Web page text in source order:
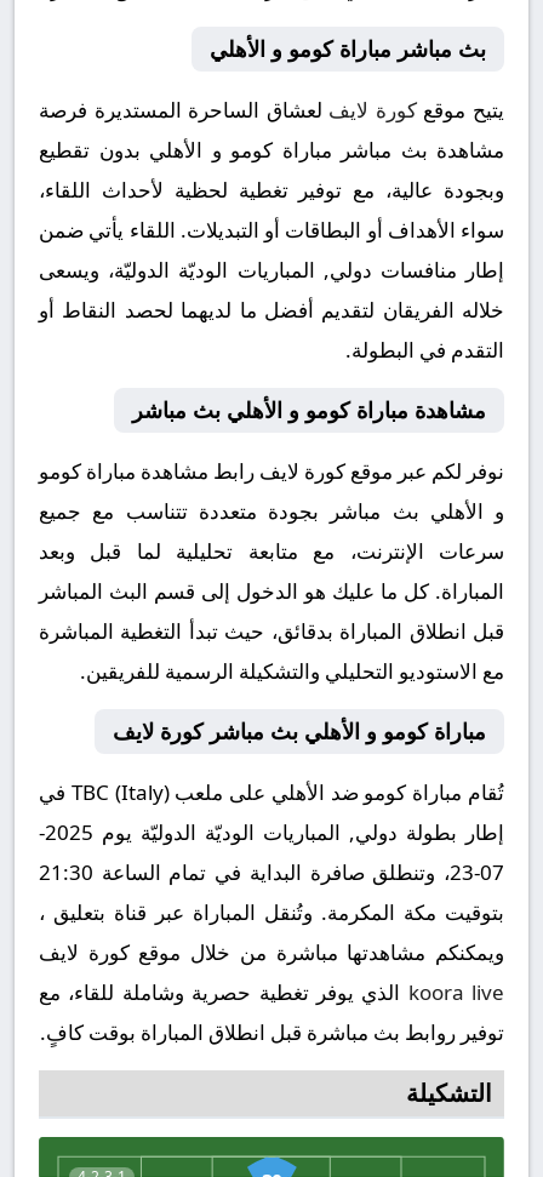
بث مباشر مباراة كومو و الأهلي
يتيح موقعكورة لايف لعشاق الساحرة المستديرة فرصة
مشاهدة بث مباشر مباراة كومو و الأهلي بدون تقطيع
وبجودة عالية، مع توفير تغطية لحظية لأحداث اللقاء،
سواء الأهداف أو البطاقات أو التبديلات. اللقاء يأتي ضمن
إطار منافسات دولي, المباريات الوديّة الدوليّة، ويسعى
خلاله الفريقان لتقديم أفضل ما لديهما لحصد النقاط أو
التقدم في البطولة.
مشاهدة مباراة كومو و الأهلي بث مباشر
نوفر لكم عبر موقع كورة لايف رابط مشاهدة مباراة كومو
و الأهلي بث مباشر بجودة متعددة تتناسب مع جميع
سرعات الإنترنت، مع متابعة تحليلية لما قبل وبعد
المباراة. كل ما عليك هو الدخول إلى قسم البث المباشر
قبل انطلاق المباراة بدقائق، حيث تبدأ التغطية المباشرة
مع الاستوديو التحليلي والتشكيلة الرسمية للفريقين.
مباراة كومو و الأهلي بث مباشر كورة لايف
تُقام مباراة كومو ضد الأهلي على ملعب TBC (Italy) في
إطار بطولة دولي, المباريات الوديّة الدوليّة يوم 2025-
07-23، وتنطلق صافرة البداية في تمام الساعة 21:30
بتوقيت مكة المكرمة. وتُنقل المباراة عبر قناة بتعليق ،
ويمكنكم مشاهدتها مباشرة من خلال موقع كورة لايف
koora live الذي يوفر تغطية حصرية وشاملة للقاء، مع
توفير روابط بث مباشرة قبل انطلاق المباراة بوقت كافٍ.
التشكيلة